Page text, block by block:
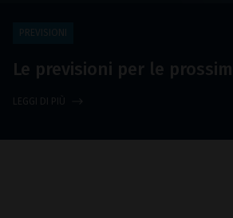
PREVISIONI
Le previsioni per le
LEGGI DI PIÙ